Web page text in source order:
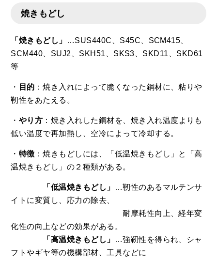
焼きもどし
「焼きもどし」
…SUS440C、S45C、SCM415、
SCM440、SUJ2、SKH51、SKS3、SKD11、SKD61
等
・ 目的 ：焼き入れによって脆くなった鋼材に、粘りや
靭性をあたえる。
・ やり方 ：焼き入れした鋼材を、焼き入れ温度よりも
低い温度で再加熱し、空冷によって冷却する。
・ 特徴 ：焼きもどしには、「低温焼きもどし」と「高
温焼きもどし」の２種類がある。
「低温焼きもどし」
…靭性のあるマルテンサ
イトに変質し、応力の除去、
耐摩耗性向上、経年変
化性の向上などの効果がある。
「高温焼きもどし」
…強靭性を得られ、シャ
フトやギヤ等の機構部材、工具などに